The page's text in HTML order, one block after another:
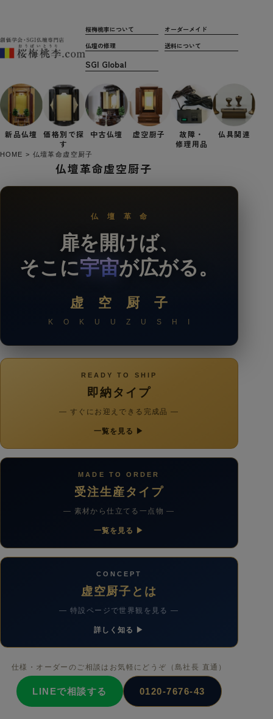
桜梅桃李について
オーダーメイド
仏壇の修理
送料について
新品仏壇 価格別で探
す
中古仏壇 虚空厨子
故障・
修理用品
仏具関連
HOME 仏壇革命虚空厨子
仏壇革命虚空厨子
仏 壇 革 命
扉を開けば、
そこに宇宙が広がる。
虚 空 厨 子
K O K U U Z U S H I
READY TO SHIP
即納タイプ
— すぐにお迎えできる完成品 —
一覧を見る ▶
MADE TO ORDER
受注生産タイプ
— 素材から仕立てる一点物 —
一覧を見る ▶
CONCEPT
虚空厨子とは
— 特設ページで世界観を見る —
詳しく知る ▶
仕様・オーダーのご相談はお気軽にどうぞ（島社長 直通）
LINEで相談する 0120-7676-43